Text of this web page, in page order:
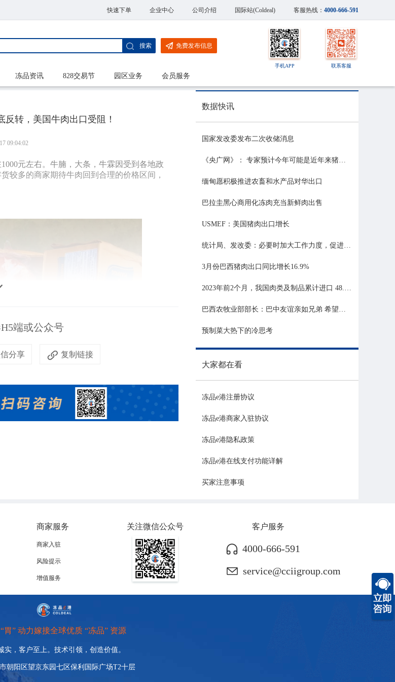
快速下单 企业中心 公司介绍 国际站(Coldeal) 客服热线： 4000-666-591
搜索 免费发布信息
手机APP 联系客服
冻品资讯 828交易节 园区业务 会员服务
转，美国牛肉出口受阻！
09:04:02
1000元左右。牛腩，大条，牛霖因受到各地政
较多的商家期待牛肉回到合理的价格区间，
端或公众号
分享 复制链接
数据快讯
国家发改委发布二次收储消息
《央广网》： 专家预计今年可能是近年来猪价最稳的一年
缅甸愿积极推进农畜和水产品对华出口
巴拉圭黑心商用化冻肉充当新鲜肉出售
USMEF：美国猪肉出口增长
统计局、发改委：必要时加大工作力度，促进生猪市场平稳运行
3月份巴西猪肉出口同比增长16.9%
2023年前2个月，我国肉类及制品累计进口 48.06 亿美元，同比增长 21.81%
巴西农牧业部部长：巴中友谊亲如兄弟 希望与中国深化农业合作
预制菜大热下的冷思考
大家都在看
冻品e港注册协议
冻品e港商家入驻协议
冻品e港隐私政策
冻品e港在线支付功能详解
买家注意事项
商家服务
商家入驻
风险提示
增值服务
关注微信公众号 客户服务
4000-666-591
service@cciigroup.com
胃” 动力嫁接全球优质 “冻品” 资源
实，客户至上。技术引领， 创造价值。
朝阳区望京东园七区保利国际广场T2十层